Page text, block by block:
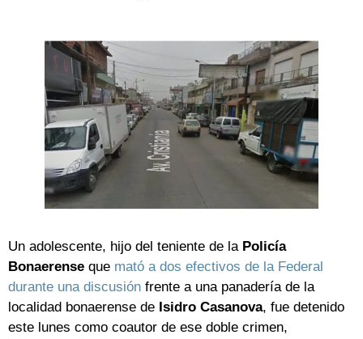
Un adolescente, hijo del teniente de la Policía
Bonaerense que mató a dos efectivos de la Federal
durante una discusión frente a una panadería de la
localidad bonaerense de Isidro Casanova, fue detenido
este lunes como coautor de ese doble crimen,